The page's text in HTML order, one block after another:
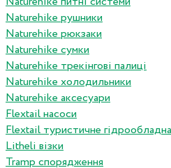
Naturehike рушники
Naturehike рюкзаки
Naturehike сумки
Naturehike трекінгові палиці
Naturehike холодильники
Naturehike аксесуари
Flextail насоси
Flextail туристичне
Litheli візки
Tramp спорядження